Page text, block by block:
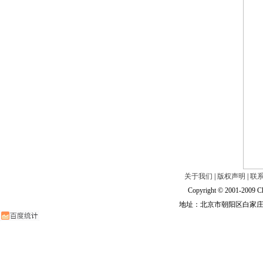
关于我们 版权声明
联
Copyright © 2001-2009
地址：北京市朝阳区白家